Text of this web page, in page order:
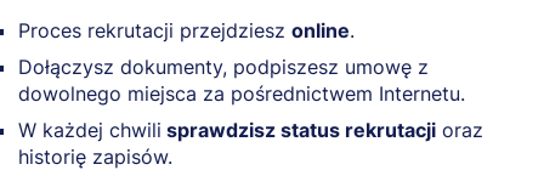
Proces rekrutacji przejdziesz online.
Dołączysz dokumenty, podpiszesz umowę z
dowolnego miejsca za pośrednictwem Internetu.
W każdej chwili sprawdzisz status rekrutacji oraz
historię zapisów.